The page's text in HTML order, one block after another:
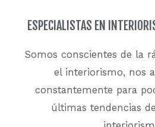
ESPECIALISTAS EN
Somos conscientes de la
el interiorismo, nos
constantemente para
últimas tendencias